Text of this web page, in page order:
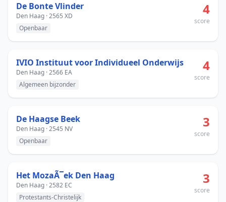
De Bonte Vlinder
Den Haag · 2565 XD
Openbaar
4
score
IVIO Instituut voor Individueel Onderwijs
Den Haag · 2566 EA
Algemeen bijzonder
4
score
De Haagse Beek
Den Haag · 2545 NV
Openbaar
3
score
Het MozaÃ¯ek Den Haag
Den Haag · 2582 EC
Protestants-Christelijk
3
score